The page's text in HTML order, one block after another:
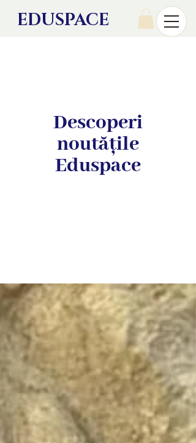
EDUSPACE
Descoperi
noutățile
Eduspace